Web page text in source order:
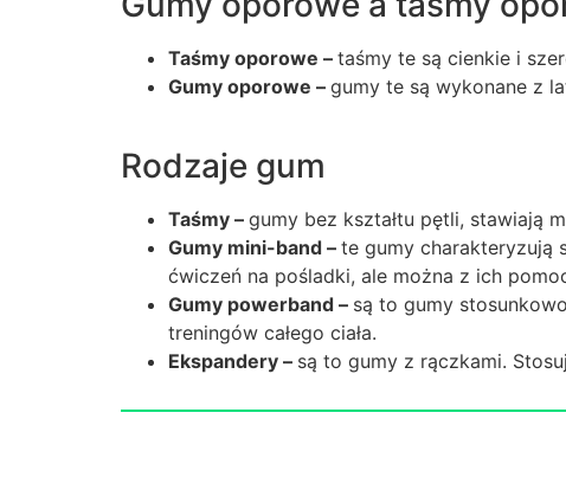
Taśmy oporowe – taśmy te są cienkie i
Gumy oporowe – gumy te są wykonane z
Rodzaje gum
Taśmy – gumy bez kształtu pętli, stawiają
Gumy mini-band – te gumy charakteryzują
ćwiczeń na pośladki, ale można z ich
Gumy powerband – są to gumy
treningów całego ciała.
Ekspandery – są to gumy z rączkami.